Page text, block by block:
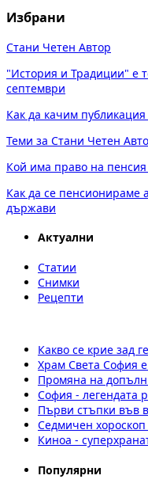
Избрани
Стани Четен Автор
"История и Традиции" е
септември
Как да качим
Теми за Стани Четен
Кой има право на пенсия
Как да се пенсионираме
държави
Актуални
Статии
Снимки
Рецепти
Какво се крие зад
Храм Света София
Промяна на
София - легендата
Първи стъпки във
Седмичен
Киноа -
Популярни